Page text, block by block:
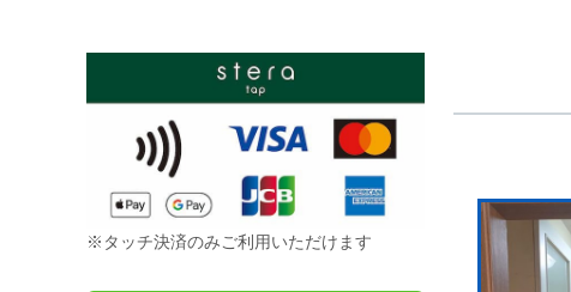
※タッチ決済のみご利用いただけます